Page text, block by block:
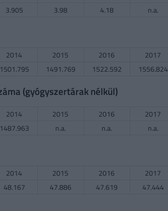
3.905 3.98 4.18 n.a.
2014 2015 2016
2017
1501.795 1491.769 1522.592 1556.824
(gyógyszertárak nélkül)
2014 2015 2016
2017
1487.963 n.a. n.a. n.a.
2014 2015 2016
2017
48.167 47.886 47.619 47.444